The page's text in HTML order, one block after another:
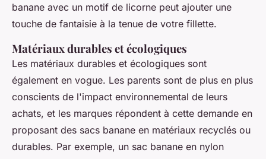
banane avec un motif de licorne peut ajouter une
touche de fantaisie à la tenue de votre fillette.
Matériaux durables et écologiques
Les matériaux durables et écologiques sont
également en vogue. Les parents sont de plus en plus
conscients de l'impact environnemental de leurs
achats, et les marques répondent à cette demande en
proposant des sacs banane en matériaux recyclés ou
durables. Par exemple, un sac banane en nylon